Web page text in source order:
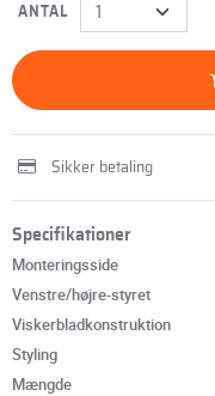
ANTAL
Sikker betaling
Specifikationer
Monteringsside
Venstre/højre-styret
Viskerbladkonstruktion
Styling
Mængde